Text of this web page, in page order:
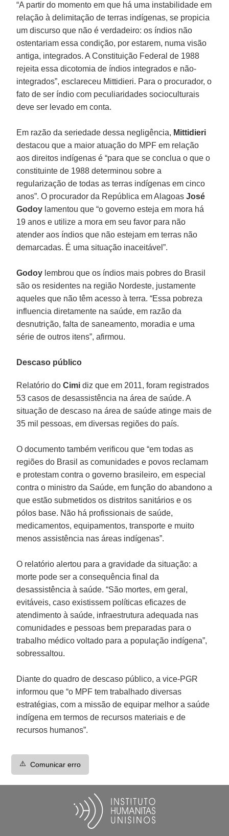
“A partir do momento em que há uma instabilidade em
relação à delimitação de terras indígenas, se propicia
um discurso que não é verdadeiro: os índios não
ostentariam essa condição, por estarem, numa visão
antiga, integrados. A Constituição Federal de 1988
rejeita essa dicotomia de índios integrados e não-
integrados”, esclareceu Mittidieri. Para o procurador, o
fato de ser índio com peculiaridades socioculturais
deve ser levado em conta.
Em razão da seriedade dessa negligência, Mittidieri
destacou que a maior atuação do MPF em relação
aos direitos indígenas é “para que se conclua o que o
constituinte de 1988 determinou sobre a
regularização de todas as terras indígenas em cinco
anos”. O procurador da República em AlagoasJosé
Godoy lamentou que “o governo esteja em mora há
19 anos e utilize a mora em seu favor para não
atender aos índios que não estejam em terras não
demarcadas. É uma situação inaceitável”.
Godoy lembrou que os índios mais pobres do Brasil
são os residentes na região Nordeste, justamente
aqueles que não têm acesso à terra. “Essa pobreza
influencia diretamente na saúde, em razão da
desnutrição, falta de saneamento, moradia e uma
série de outros itens”, afirmou.
Descaso público
Relatório doCimidiz que em 2011, foram registrados
53 casos de desassistência na área de saúde. A
situação de descaso na área de saúde atinge mais de
35 mil pessoas, em diversas regiões do país.
O documento também verificou que “em todas as
regiões do Brasil as comunidades e povos reclamam
e protestam contra o governo brasileiro, em especial
contra o ministro da Saúde, em função do abandono a
que estão submetidos os distritos sanitários e os
pólos base. Não há profissionais de saúde,
medicamentos, equipamentos, transporte e muito
menos assistência nas áreas indígenas”.
O relatório alertou para a gravidade da situação: a
morte pode ser a consequência final da
desassistência à saúde. “São mortes, em geral,
evitáveis, caso existissem políticas eficazes de
atendimento à saúde, infraestrutura adequada nas
comunidades e pessoas bem preparadas para o
trabalho médico voltado para a população indígena”,
sobressaltou.
Diante do quadro de descaso público, a vice-PGR
informou que “o MPF tem trabalhado diversas
estratégias, com a missão de equipar melhor a saúde
indígena em termos de recursos materiais e de
recursos humanos”.
⚠️ Comunicar erro